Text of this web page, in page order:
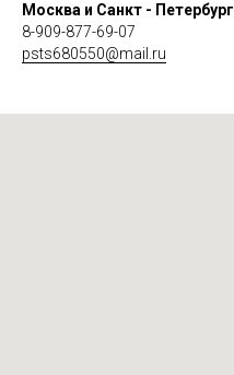
Москва и Санкт - Петербург
8-909-877-69-07
psts680550@mail.ru